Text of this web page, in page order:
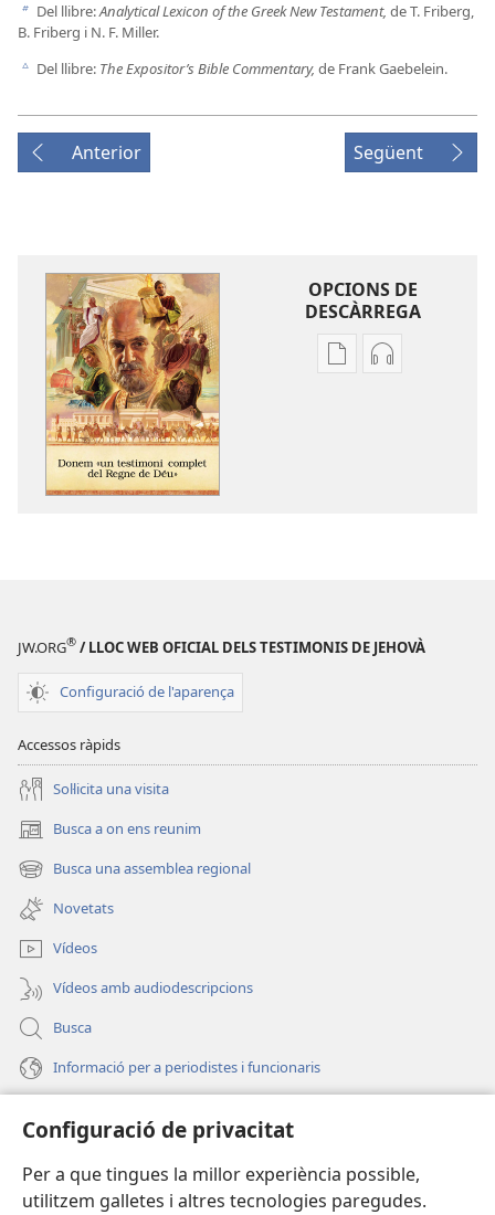
Configuració de privacitat
Per a que tingues la millor experiència possible,
utilitzem galletes i altres tecnologies paregudes.
b Del llibre:Analytical Lexicon of the Greek New Testament, de T. Friberg,
B. Friberg i N. F. Miller.
c Del llibre: The Expositor’s Bible Commentary, de Frank Gaebelein.
Anterior Següent
OPCIONS DE
DESCÀRREGA
Opcions
Regne
Opcions
Déu»
JW.ORG® / LLOC WEB OFICIAL DELS TESTIMONIS DE JEHOVÀ
Configuració de l'aparença
Accessos ràpids
Soŀlicita una visita
Busca a on ens reunim
(obri
en
una
finestra
nova)
Busca una assemblea regional
(obri
en
una
finestra
nova)
Novetats
Vídeos
Vídeos amb audiodescripcions
Busca
Informació per a periodistes i funcionaris
(obri
en